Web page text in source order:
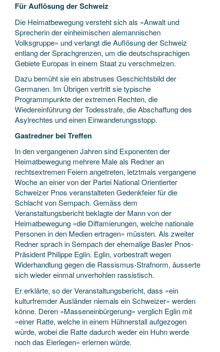
Für Auflösung der Schweiz
Die Heimatbewegung versteht sich als «Anwalt und
Sprecherin der einheimischen alemannischen
Volksgruppe» und verlangt die Auflösung der Schweiz
entlang der Sprachgrenzen, um die deutschsprachigen
Gebiete Europas in einem Staat zu verschmelzen.
Dazu bemüht sie ein abstruses Geschichtsbild der
Germanen. Im Übrigen vertritt sie typische
Programmpunkte der extremen Rechten, die
Wiedereinführung der Todesstrafe, die Abschaffung des
Asylrechtes und einen Einwanderungsstopp.
Gastredner bei Treffen
In den vergangenen Jahren sind Exponenten der
Heimatbewegung mehrere Male als Redner an
rechtsextremen Feiern angetreten, letztmals vergangene
Woche an einer von der Partei National Orientierter
Schweizer Pnos veranstalteten Gedenkfeier für die
Schlacht von Sempach. Gemäss dem
Veranstaltungsbericht beklagte der Mann von der
Heimatbewegung «die Diffamierungen, welche nationale
Personen in den Medien ertragen» müssten. Als zweiter
Redner sprach in Sempach der ehemalige Basler Pnos-
Präsident Philippe Eglin. Eglin, vorbestraft wegen
Widerhandlung gegen die Rassismus-Strafnorm, äusserte
sich wieder einmal unverhohlen rassistisch.
Er erklärte, so der Veranstaltungsbericht, dass «ein
kulturfremder Ausländer niemals ein Schweizer» werden
könne. Deren «Masseneinbürgerung» verglich Eglin mit
«einer Ratte, welche in einem Hühnerstall aufgezogen
würde, wobei die Ratte dadurch weder ein Huhn werde
noch das Eierlegen» erlernen würde.